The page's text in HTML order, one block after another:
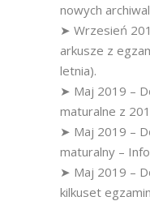
nowych
➤ Wrzesień
arkusze z
letnia).
➤ Maj 2019 –
maturalne z
➤ Maj 2019 –
maturalny –
➤ Maj 2019 –
kilkuset